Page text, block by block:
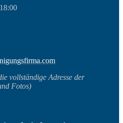
vollständige Adresse der
Fotos)